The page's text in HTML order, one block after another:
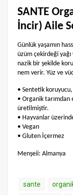
SANTE
İncir) Aile
Günlük yaşamın
üzüm çekirdeği
nazik bir şekilde
nem verir. Yüz ve
• Sentetik
• Organik
üretilmiştir.
• Hayvanlar
• Vegan
• Gluten İçermez
Menşeii: Almanya
sante